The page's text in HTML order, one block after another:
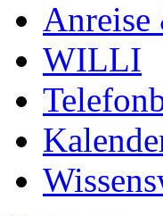
Anreise
WILLI